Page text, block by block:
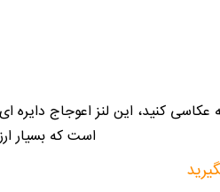
کنید، این لنز اعوجاج دایره
است که بسیار